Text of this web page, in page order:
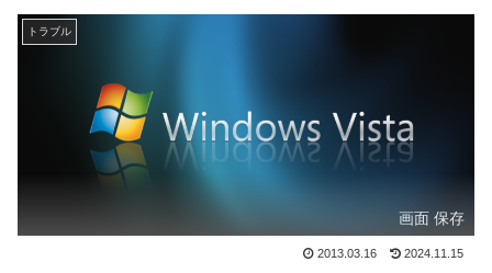
トラブル
画面 保存
2013.03.16 2024.11.15